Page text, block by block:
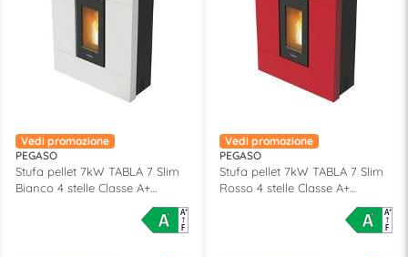
Vedi promozione
PEGASO
Stufa pellet 7kW TABLA 7 Slim
Bianco 4 stelle Classe A+
Vedi promozione
PEGASO
Stufa pellet 7kW TABLA 7 Slim
Rosso 4 stelle Classe A+